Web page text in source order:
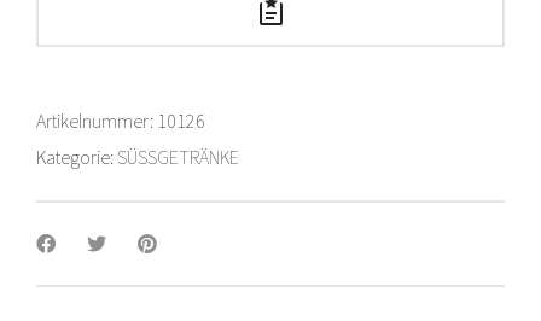
Artikelnummer: 10126
Kategorie: SÜSSGETRÄNKE